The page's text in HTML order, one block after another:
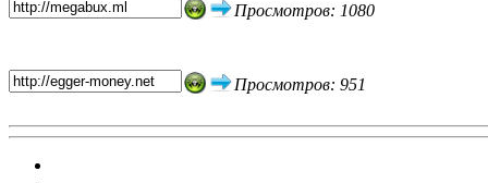
Просмотров: 1080
Просмотров: 951